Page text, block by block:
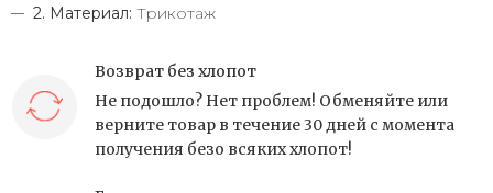
2. Материал: Трикотаж
Возврат без хлопот
Не подошло? Нет проблем! Обменяйте или
верните товар в течение 30 дней с момента
получения безо всяких хлопот!